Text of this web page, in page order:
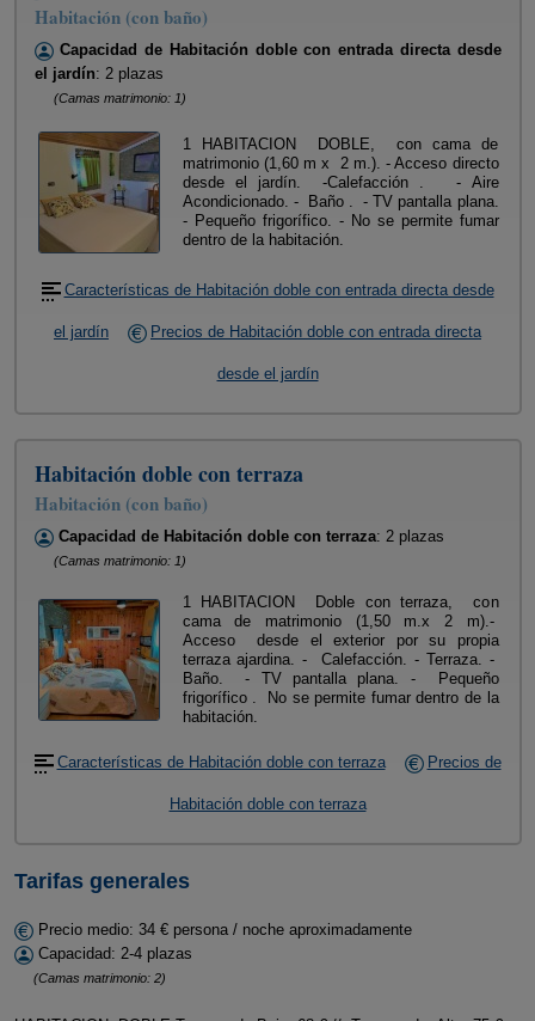
Habitación (con baño)
Capacidad de Habitación doble con entrada directa desde
el jardín: 2 plazas
(Camas matrimonio: 1)
1 HABITACION DOBLE, con cama de
matrimonio (1,60 m x 2 m.). - Acceso directo
desde el jardín. -Calefacción . - Aire
Acondicionado. - Baño . - TV pantalla plana.
- Pequeño frigorífico. - No se permite fumar
dentro de la habitación.
Características de Habitación doble con entrada directa desde
el jardín Precios de Habitación doble con entrada directa
desde el jardín
Habitación doble con terraza
Habitación (con baño)
Capacidad de Habitación doble con terraza: 2 plazas
(Camas matrimonio: 1)
1 HABITACION Doble con terraza, con
cama de matrimonio (1,50 m.x 2 m).-
Acceso desde el exterior por su propia
terraza ajardina. - Calefacción. - Terraza. -
Baño. - TV pantalla plana. - Pequeño
frigorífico . No se permite fumar dentro de la
habitación.
Características de Habitación doble con terraza Precios de
Habitación doble con terraza
Tarifas generales
Precio medio: 34 € persona / noche aproximadamente
Capacidad: 2-4 plazas
(Camas matrimonio: 2)